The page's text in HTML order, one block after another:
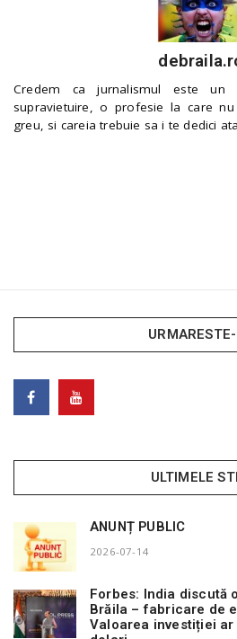
Credem ca jurnalismul este
supravietuire, o profesie la care
greu, si careia trebuie sa i te dedici
ULTIMELE
ANUNȚ PUBLIC
2026-07-14
Forbes: India discută
Brăila – fabricare de
Valoarea investiției